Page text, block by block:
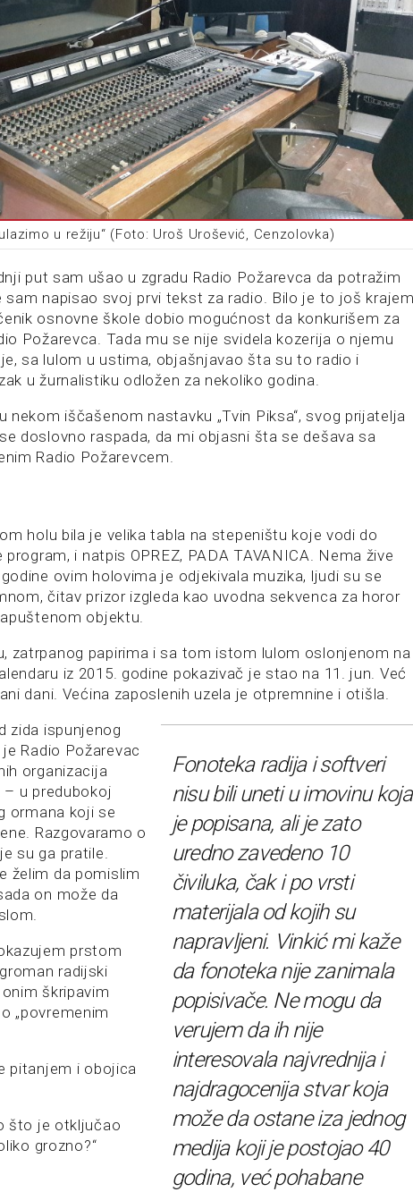
u režiju“ (Foto: Uroš Urošević, Cenzolovka)
put sam ušao u zgradu Radio Požarevca da potražim
sam napisao svoj prvi tekst za radio. Bilo je to još krajem
osnovne škole dobio mogućnost da konkurišem za
Požarevca. Tada mu se nije svidela kozerija o njemu
sa lulom u ustima, objašnjavao šta su to radio i
u žurnalistiku odložen za nekoliko godina.
nekom iščašenom nastavku „Tvin Piksa“, svog prijatelja
doslovno raspada, da mi objasni šta se dešava sa
Radio Požarevcem.
holu bila je velika tabla na stepeništu koje vodi do
i natpis OPREZ, PADA TAVANICA. Nema žive
ovim holovima je odjekivala muzika, ljudi su se
čitav prizor izgleda kao uvodna sekvenca za horor
objektu.
zatrpanog papirima i sa tom istom lulom oslonjenom na
iz 2015. godine pokazivač je stao na 11. jun. Već
dani. Većina zaposlenih uzela je otpremnine i otišla.
Fonoteka radija i softveri
nisu bili uneti u imovinu koja
je popisana, ali je zato
uredno zavedeno 10
čiviluka, čak i po vrsti
materijala od kojih su
napravljeni. Vinkić mi kaže
da fonoteka nije zanimala
popisivače. Ne mogu da
verujem da ih nije
interesovala najvrednija i
najdragocenija stvar koja
može da ostane iza jednog
medija koji je postojao 40
godina, već pohabane
zida ispunjenog
Radio Požarevac
organizacija
– u predubokoj
ormana koji se
Razgovaramo o
su ga pratile.
želim da pomislim
on može da
prstom
radijski
škripavim
„povremenim
pitanjem i obojica
što je otključao
grozno?“